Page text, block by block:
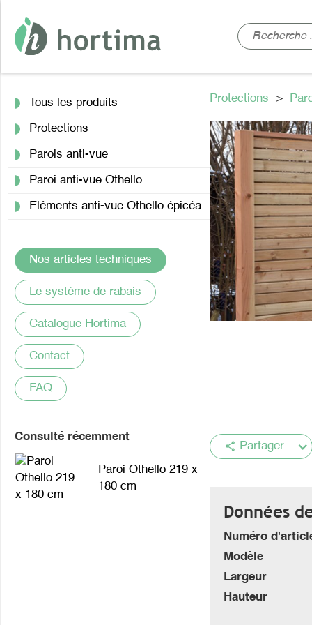
Tous les produits
Protections
Parois anti-vue
Paroi anti-vue Othello
Eléments anti-vue Othello épicéa
Nos articles techniques
Le système de rabais
Catalogue Hortima
Contact
FAQ
Consulté récemment
Paroi Othello 219 x
180 cm
Protections >
share Partager
Données
Numéro
Modèle
Largeur
Hauteur